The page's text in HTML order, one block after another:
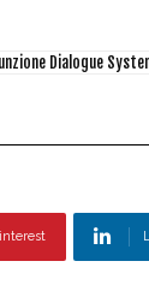
Dialogue